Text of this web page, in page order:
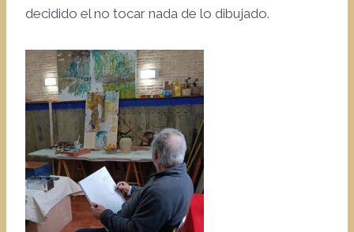
decidido el no tocar nada de lo dibujado.